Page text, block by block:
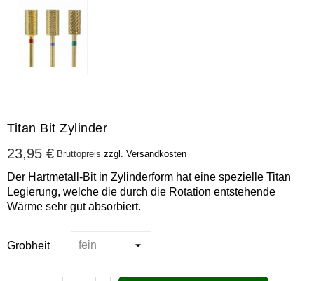
Titan Bit Zylinder
23,95 € Bruttopreis zzgl. Versandkosten
Der Hartmetall-Bit in Zylinderform hat eine spezielle Titan
Legierung, welche die durch die Rotation entstehende
Wärme sehr gut absorbiert.
Grobheit